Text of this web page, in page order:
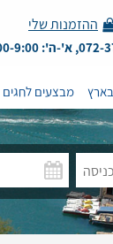
ההזמנות שלי
מבצעים לחגים